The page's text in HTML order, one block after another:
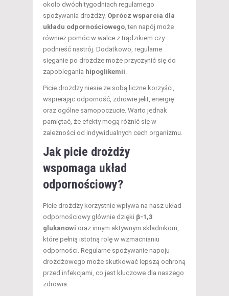
około dwóch tygodniach regularnego
spożywania drożdży. Oprócz wsparcia dla
układu odpornościowego, ten napój może
również pomóc w walce z trądzikiem czy
podnieść nastrój. Dodatkowo, regularne
sięganie po drożdże może przyczynić się do
zapobiegania hipoglikemii.
Picie drożdży niesie ze sobą liczne korzyści,
wspierając odporność, zdrowie jelit, energię
oraz ogólne samopoczucie. Warto jednak
pamiętać, że efekty mogą różnić się w
zależności od indywidualnych cech organizmu.
Jak picie drożdży
wspomaga układ
odpornościowy?
Picie drożdży korzystnie wpływa na nasz układ
odpornościowy głównie dzięki β-1,3
glukanowi oraz innym aktywnym składnikom,
które pełnią istotną rolę w wzmacnianiu
odporności. Regularne spożywanie napoju
drożdżowego może skutkować lepszą ochroną
przed infekcjami, co jest kluczowe dla naszego
zdrowia.